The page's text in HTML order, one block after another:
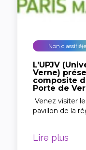
Non
L’UPJV
Verne)
composite
Porte de
Venez visiter
pavillon de la
Lire plus